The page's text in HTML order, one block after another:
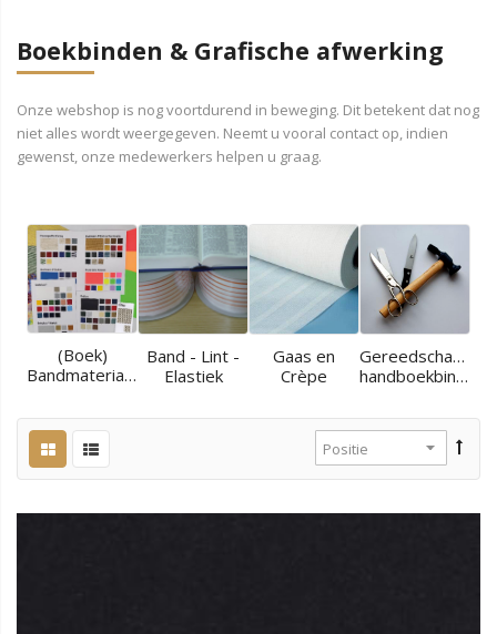
Boekbinden & Grafische afwerking
Onze webshop is nog voortdurend in beweging. Dit betekent dat nog
niet alles wordt weergegeven. Neemt u vooral contact op, indien
gewenst, onze medewerkers helpen u graag.
(Boek)
Bandmaterialen
Band - Lint -
Elastiek
Gaas en
Crèpe
Gereedschappen
handboekbinder